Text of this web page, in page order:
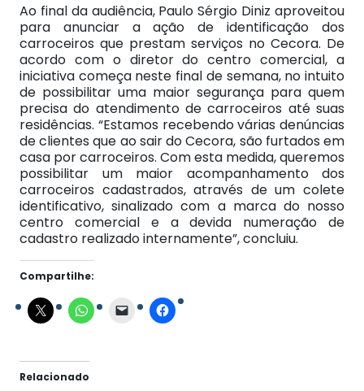
Ao final da audiência, Paulo Sérgio Diniz aproveitou
para anunciar a ação de identificação dos
carroceiros que prestam serviços no Cecora. De
acordo com o diretor do centro comercial, a
iniciativa começa neste final de semana, no intuito
de possibilitar uma maior segurança para quem
precisa do atendimento de carroceiros até suas
residências. “Estamos recebendo várias denúncias
de clientes que ao sair do Cecora, são furtados em
casa por carroceiros. Com esta medida, queremos
possibilitar um maior acompanhamento dos
carroceiros cadastrados, através de um colete
identificativo, sinalizado com a marca do nosso
centro comercial e a devida numeração de
cadastro realizado internamente”, concluiu.
Compartilhe:
Relacionado